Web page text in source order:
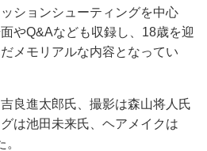
ションシューティングを中心
やQ&Aなども収録し、18歳を迎
メモリアルな内容となってい
良進太郎氏、撮影は森山将人氏
は池田未来氏、ヘアメイクは